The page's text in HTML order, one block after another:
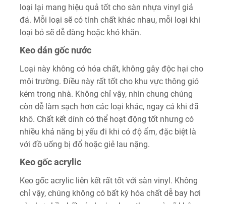
loại lại mang hiệu quả tốt cho sàn nhựa vinyl giả
đá. Mỗi loại sẽ có tính chất khác nhau, mỗi loại khi
loại bỏ sẽ dễ dàng hoặc khó khăn.
Keo dán gốc nước
Loại này không có hóa chất, không gây độc hại cho
môi trường. Điều này rất tốt cho khu vực thông gió
kém trong nhà. Không chỉ vậy, nhìn chung chúng
còn dễ làm sạch hơn các loại khác, ngay cả khi đã
khô. Chất kết dính có thể hoạt động tốt nhưng có
nhiều khả năng bị yếu đi khi có độ ẩm, đặc biệt là
với đồ uống bị đổ hoặc giẻ lau nặng.
Keo gốc acrylic
Keo gốc acrylic liên kết rất tốt với sàn vinyl. Không
chỉ vậy, chúng không có bất kỳ hóa chất dễ bay hơi